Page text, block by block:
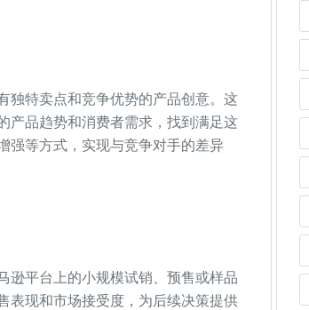
独特卖点和竞争优势的产品创意。这
产品趋势和消费者需求，找到满足这
强等方式，实现与竞争对手的差异
逊平台上的小规模试销、预售或样品
表现和市场接受度，为后续决策提供